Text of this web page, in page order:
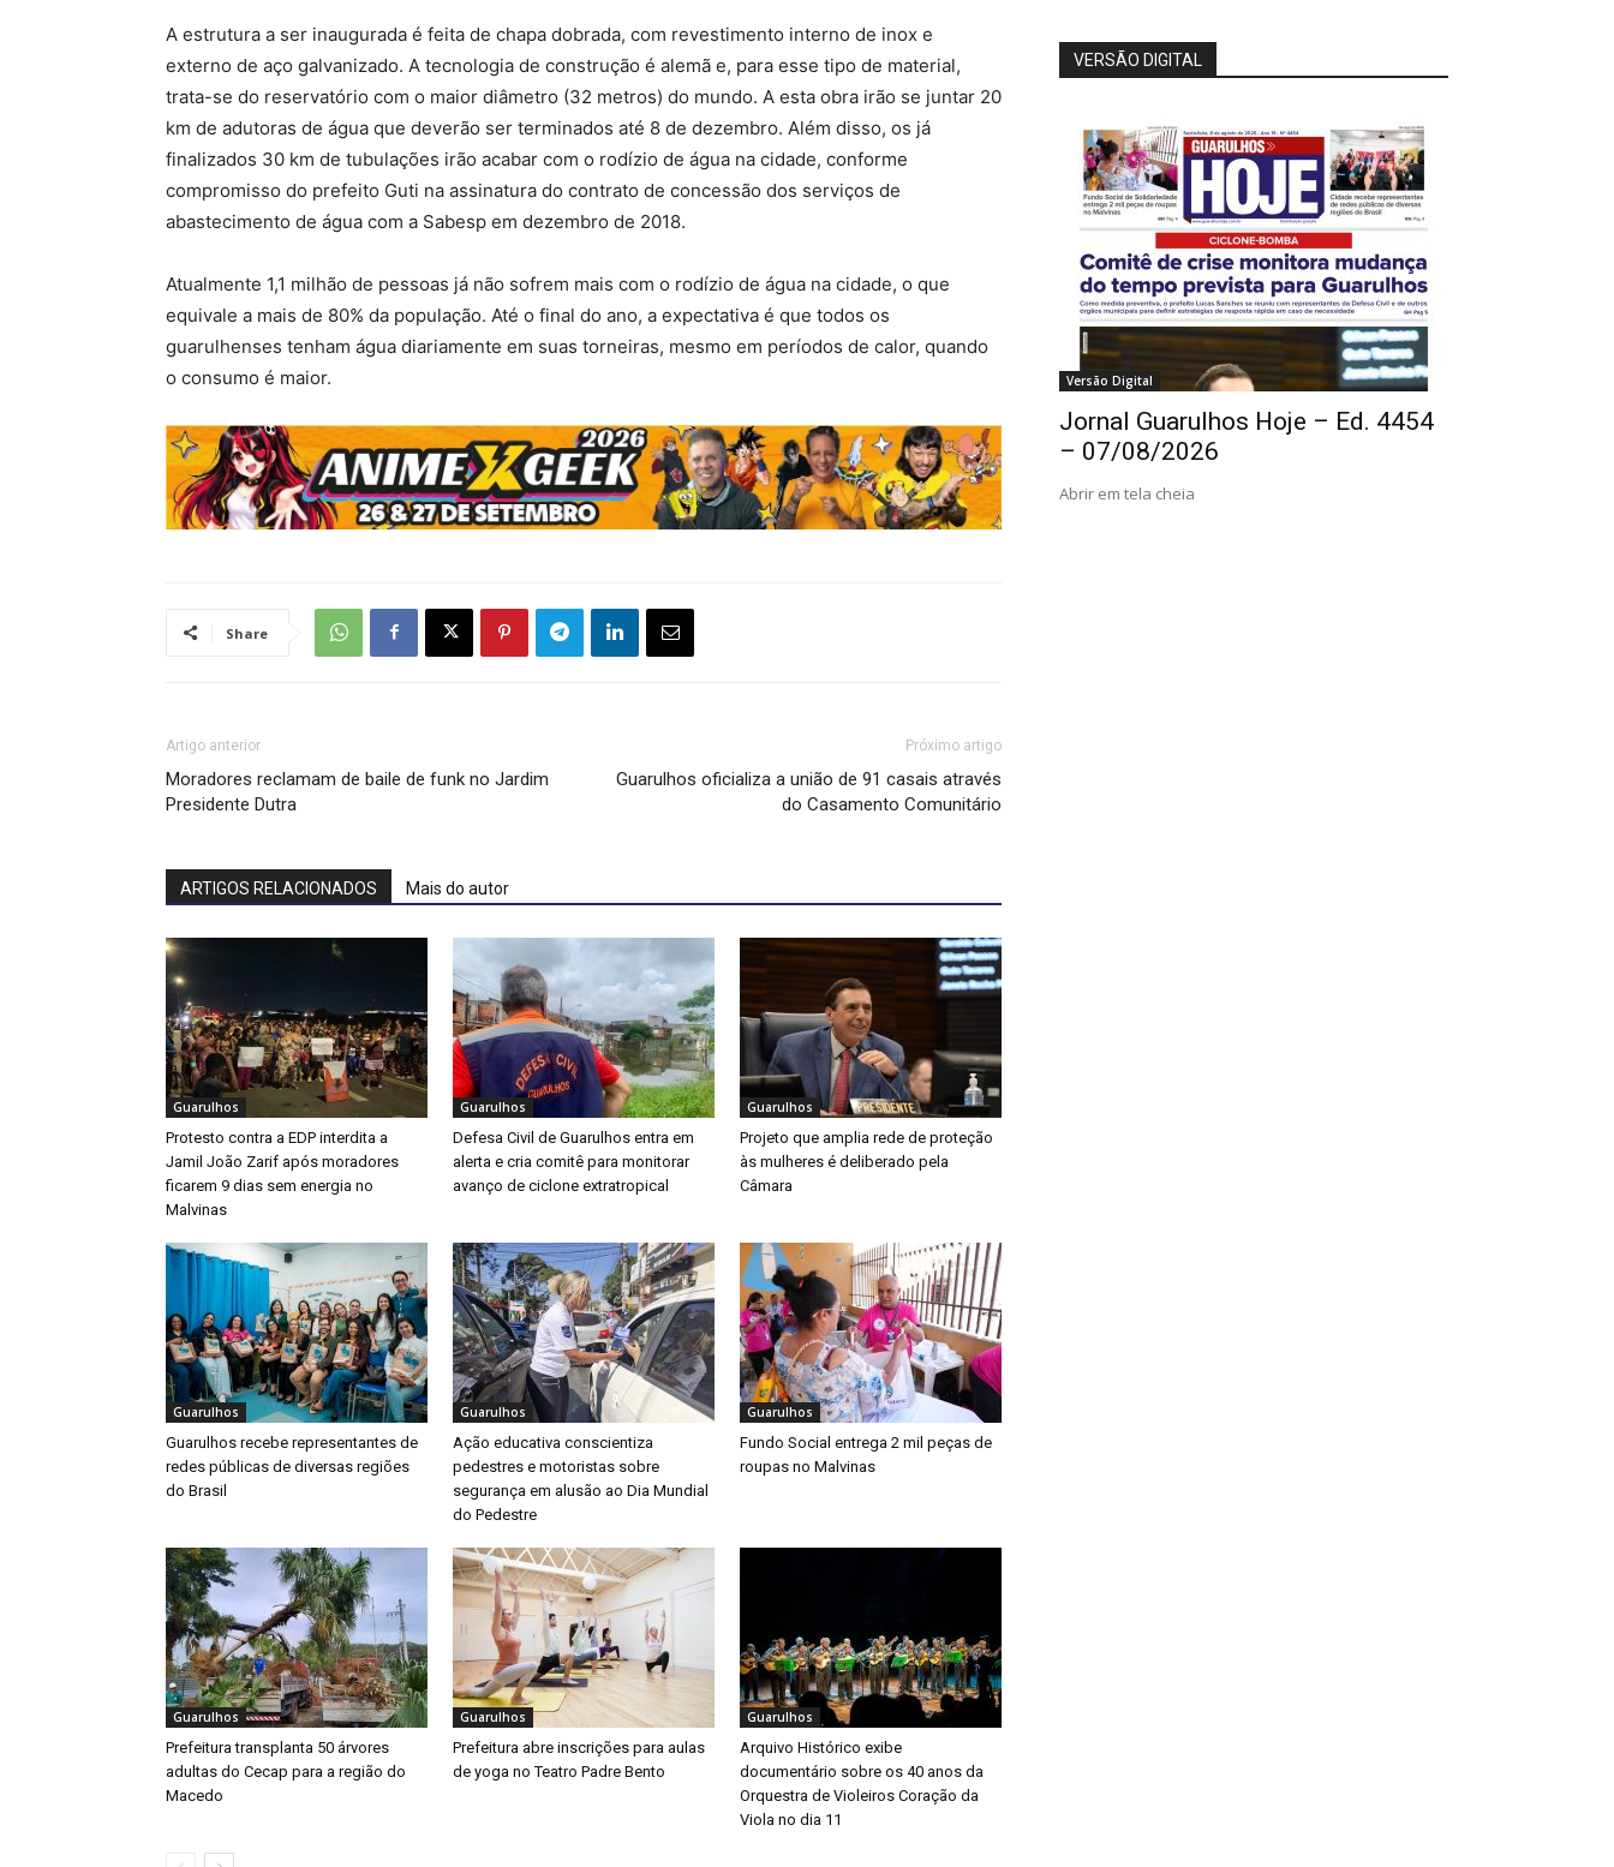
A estrutura a ser inaugurada é feita de chapa dobrada, com revestimento interno de inox e
externo de aço galvanizado. A tecnologia de construção é alemã e, para esse tipo de material,
trata-se do reservatório com o maior diâmetro (32 metros) do mundo. A esta obra irão se juntar 20
km de adutoras de água que deverão ser terminados até 8 de dezembro. Além disso, os já
finalizados 30 km de tubulações irão acabar com o rodízio de água na cidade, conforme
compromisso do prefeito Guti na assinatura do contrato de concessão dos serviços de
abastecimento de água com a Sabesp em dezembro de 2018.
Atualmente 1,1 milhão de pessoas já não sofrem mais com o rodízio de água na cidade, o que
equivale a mais de 80% da população. Até o final do ano, a expectativa é que todos os
guarulhenses tenham água diariamente em suas torneiras, mesmo em períodos de calor, quando
o consumo é maior.
Share
Artigo anterior
Moradores reclamam de baile de funk no Jardim
Presidente Dutra
Próximo artigo
Guarulhos oficializa a união de 91 casais através
do Casamento Comunitário
ARTIGOS RELACIONADOS Mais do autor
Guarulhos
Protesto contra a EDP interdita a
Jamil João Zarif após moradores
ficarem 9 dias sem energia no
Malvinas
Guarulhos
Defesa Civil de Guarulhos entra em
alerta e cria comitê para monitorar
avanço de ciclone extratropical
Guarulhos
Projeto que amplia rede de proteção
às mulheres é deliberado pela
Câmara
Guarulhos
Guarulhos recebe representantes de
redes públicas de diversas regiões
do Brasil
Guarulhos
Ação educativa conscientiza
pedestres e motoristas sobre
segurança em alusão ao Dia Mundial
do Pedestre
Guarulhos
Fundo Social entrega 2 mil peças de
roupas no Malvinas
Guarulhos
Prefeitura transplanta 50 árvores
adultas do Cecap para a região do
Macedo
Guarulhos
Prefeitura abre inscrições para aulas
de yoga no Teatro Padre Bento
Guarulhos
Arquivo Histórico exibe
documentário sobre os 40 anos da
Orquestra de Violeiros Coração da
Viola no dia 11
VERSÃO DIGITAL
Versão Digital
Jornal Guarulhos Hoje – Ed. 4454
– 07/08/2026
Abrir em tela cheia